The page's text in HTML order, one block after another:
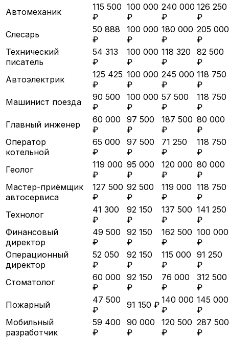
Автомеханик
115 500
₽
100 000
₽
240 000
₽
126 250
₽
Слесарь
50 888
₽
100 000
₽
180 000
₽
205 000
₽
Технический
писатель
54 313
₽
100 000
₽
118 320
₽
82 500
₽
Автоэлектрик
125 425
₽
100 000
₽
245 000
₽
118 750
₽
Машинист поезда
90 500
₽
100 000
₽
57 500
₽
118 750
₽
Главный инженер
60 000
₽
97 500
₽
187 500
₽
80 000
₽
Оператор
котельной
65 000
₽
97 500
₽
71 250
₽
118 750
₽
Геолог
119 000
₽
95 000
₽
120 000
₽
80 000
₽
Мастер-приёмщик
автосервиса
127 500
₽
92 500
₽
119 000
₽
118 750
₽
Технолог
41 300
₽
92 150
₽
137 500
₽
141 250
₽
Финансовый
директор
49 500
₽
92 150
₽
162 500
₽
100 000
₽
Операционный
директор
52 050
₽
92 150
₽
115 000
₽
91 250
₽
Стоматолог
60 000
₽
92 150
₽
76 000
₽
312 500
₽
Пожарный
47 500
₽
91 150 ₽ 140 000
₽
145 000
₽
Мобильный
разработчик
59 400
₽
90 000
₽
120 500
₽
287 500
₽